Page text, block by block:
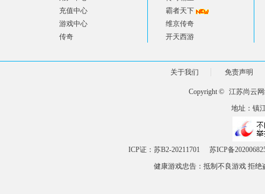
充值中心
游戏中心
传奇
霸者天下
维京传奇
开天西游
关于我们 免责声明
Copyright © 江苏尚云
地址：镇
ICP证：苏B2-20211701
苏ICP备
健康游戏忠告：抵制不良游戏 拒